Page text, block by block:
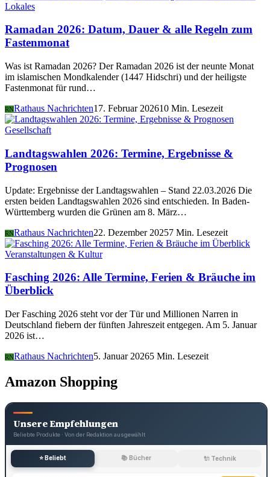
Lokales
Ramadan 2026: Datum, Dauer & alle Regeln zum
Fastenmonat
Was ist Ramadan 2026? Der Ramadan 2026 ist der neunte Monat
im islamischen Mondkalender (1447 Hidschri) und der heiligste
Fastenmonat für rund…
RNRathaus Nachrichten17. Februar 202610 Min. Lesezeit
Gesellschaft
Landtagswahlen 2026: Termine, Ergebnisse &
Prognosen
Update: Ergebnisse der Landtagswahlen – Stand 22.03.2026 Die
ersten beiden Landtagswahlen 2026 sind entschieden. In Baden-
Württemberg wurden die Grünen am 8. März…
RNRathaus Nachrichten22. Dezember 20257 Min. Lesezeit
Veranstaltungen & Kultur
Fasching 2026: Alle Termine, Ferien & Bräuche im
Überblick
Der Fasching 2026 steht vor der Tür und Millionen Narren in
Deutschland fiebern der fünften Jahreszeit entgegen. Am 5. Januar
2026 ist…
RNRathaus Nachrichten5. Januar 20265 Min. Lesezeit
Amazon Shopping
Unsere Empfehlungen
Beliebte Produkte · Von der Redaktion ausgewählt
⭐ Beliebt 📚 Bücher 🔌 Technik